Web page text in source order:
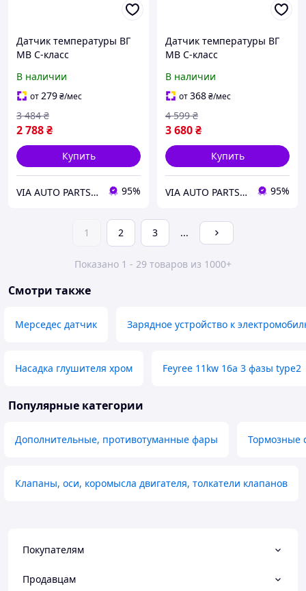
Датчик температуры ВГ
MB C-класс
(W211)/S-класс (W220)
3.0D/4.0D/Smart Fortwo
0.8CDI 05-
В наличии
от279₴/мес
2 788₴
3 484 ₴
Купить
VIA AUTO PARTS MARKET 95%
Датчик температуры ВГ
MB C-класс
(W211)/S-класс (W220)
3.0D/4.0D/Smart Fortwo
0.8CDI 05-
В наличии
от368₴/мес
3 680₴
4 599 ₴
Купить
VIA AUTO PARTS MARKET 95%
1 2 3 ...
Показано 1 - 29 товаров из 1000+
Смотри также
Мерседес датчик Зарядное устройство к
Насадка глушителя хром Feyree 11kw 16a 3 фазы type2
Популярные категории
Дополнительные, противотуманные фары Тормозные
Клапаны, оси, коромысла двигателя, толкатели клапанов
Покупателям
Продавцам